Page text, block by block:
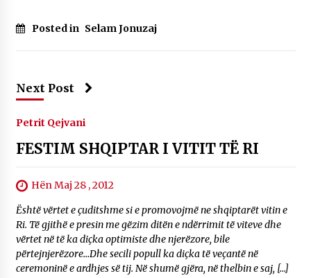
Posted in Selam Jonuzaj
Next Post
Petrit Qejvani
FESTIM SHQIPTAR I VITIT TË RI
Hën Maj 28 , 2012
Është vërtet e çuditshme si e promovojmë ne shqiptarët vitin e
Ri. Të gjithë e presin me gëzim ditën e ndërrimit të viteve dhe
vërtet në të ka diçka optimiste dhe njerëzore, bile
përtejnjerëzore…Dhe secili popull ka diçka të veçantë në
ceremoninë e ardhjes së tij. Në shumë gjëra, në thelbin e saj, […]